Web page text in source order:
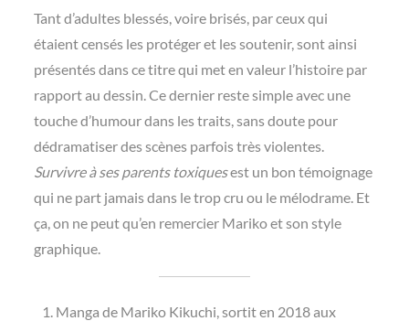
Tant d’adultes blessés, voire brisés, par ceux qui
étaient censés les protéger et les soutenir, sont ainsi
présentés dans ce titre qui met en valeur l’histoire par
rapport au dessin. Ce dernier reste simple avec une
touche d’humour dans les traits, sans doute pour
dédramatiser des scènes parfois très violentes.
Survivre à ses parents toxiquesest un bon témoignage
qui ne part jamais dans le trop cru ou le mélodrame. Et
ça, on ne peut qu’en remercier Mariko et son style
graphique.
Manga de Mariko Kikuchi, sortit en 2018 aux